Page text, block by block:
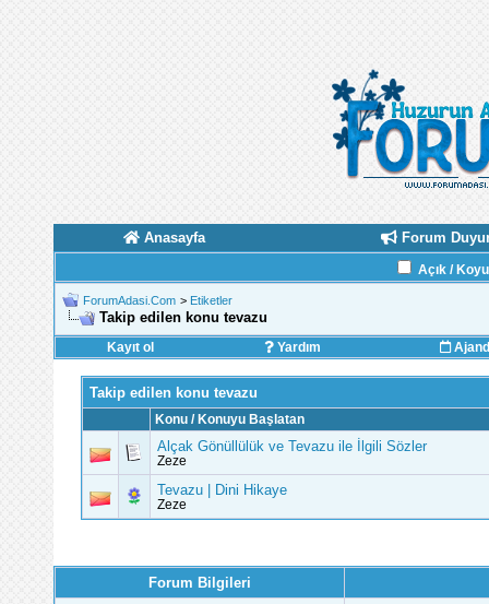
Anasayfa Forum
Açık /
ForumAdasi.Com > Etiketler
Takip edilen konu tevazu
Kayıt ol Yardım
Takip edilen konu tevazu
Konu / Konuyu Başlatan
Alçak Gönüllülük ve Tevazu ile İlgili Sözler
Zeze
Tevazu | Dini Hikaye
Zeze
Forum Bilgileri